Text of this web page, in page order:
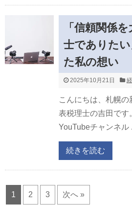
「信頼関係
士でありた
た私の想い
2025年10月21日
こんにちは、札幌
表税理士の吉田です
YouTubeチャンネル
続きを読む
1 2 3 次へ »